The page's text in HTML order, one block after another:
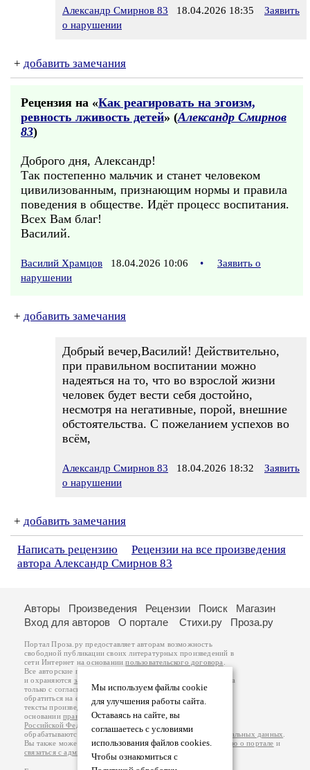
Александр Смирнов 83 18.04.2026 18:35
Заявить
о нарушении
+ добавить замечания
Рецензия на «Как реагировать на эгоизм,
ревность лживость детей» (Александр Смирнов
83)
Доброго дня, Александр!
Так постепенно мальчик и станет человеком
цивилизованным, признающим нормы и правила
поведения в обществе. Идёт процесс воспитания.
Всех Вам благ!
Василий.
Василий Храмцов 18.04.2026 10:06 •
Заявить о
нарушении
+ добавить замечания
Добрый вечер,Василий! Действительно,
при правильном воспитании можно
надеяться на то, что во взрослой жизни
человек будет вести себя достойно,
несмотря на негативные, порой, внешние
обстоятельства. С пожеланием успехов во
всём,
Александр Смирнов 83 18.04.2026 18:32
Заявить
о нарушении
+ добавить замечания
Написать рецензию
Рецензии на все произведения
автора Александр Смирнов 83
Мы используем файлы cookie
для улучшения работы сайта.
Оставаясь на сайте, вы
соглашаетесь с условиями
использования файлов cookies.
Чтобы ознакомиться с
Авторы Произведения Рецензии Поиск
Магазин
Вход для авторов
О портале Стихи.ру Проза.ру
Портал Проза.ру предоставляет авторам возможность
свободной публикации своих литературных произведений в
сети Интернет на основаниипользовательского договора
Все авторские права на произведения принадлежат авторам
и охраняются законом
. Перепечатка произведений возможна
только с согласия его автора, к которому вы можете
обратиться на его авторской странице. Ответственность за
тексты произведений авторы несут самостоятельно на
основанииправил публикацииизаконодательства
Российской Федерации
обрабатываются на основанииПолитики обработки персональных данных
Вы также можете посмотреть более подробнуюинформацию о портале и
связаться с администрацией